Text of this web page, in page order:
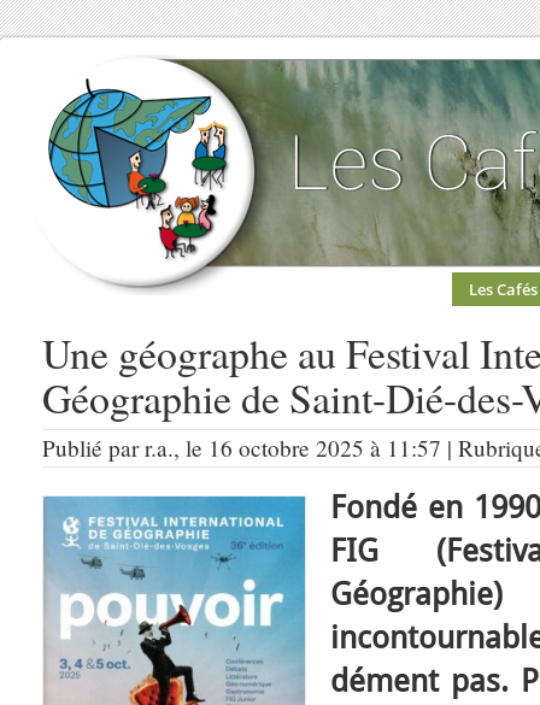
Les Cafés
Une géographe au Festival
Géographie de Saint-Dié-
Publié par r.a., le 16 octobre 2025 à 11:57 |
Fondé en
FIG
dément pas.